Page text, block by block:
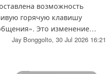
возможность
горячую клавишу
Это изменение
которой сталкивались
Jay Bonggolto, 30 Jul 2026 16:21